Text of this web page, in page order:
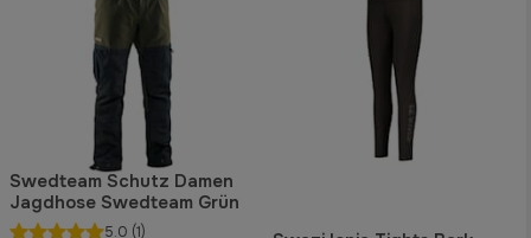
Swedteam Schutz Damen
Jagdhose Swedteam Grün
5.0 (1)